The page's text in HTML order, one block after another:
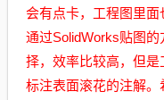
会有点卡，工程图里
通过SolidWorks贴图
择，效率比较高，但
标注表面滚花的注解